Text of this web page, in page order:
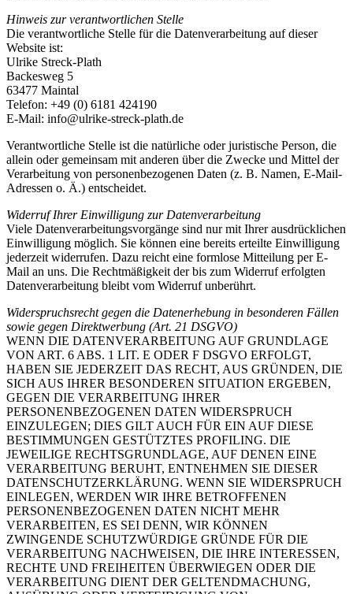
Hinweis zur verantwortlichen Stelle
Die verantwortliche Stelle für die Datenverarbeitung auf dieser
Website ist:
Ulrike Streck-Plath
Backesweg 5
63477 Maintal
Telefon: +49 (0) 6181 424190
E-Mail: info@ulrike-streck-plath.de
Verantwortliche Stelle ist die natürliche oder juristische Person, die
allein oder gemeinsam mit anderen über die Zwecke und Mittel der
Verarbeitung von personenbezogenen Daten (z. B. Namen, E-Mail-
Adressen o. Ä.) entscheidet.
Widerruf Ihrer Einwilligung zur Datenverarbeitung
Viele Datenverarbeitungsvorgänge sind nur mit Ihrer ausdrücklichen
Einwilligung möglich. Sie können eine bereits erteilte Einwilligung
jederzeit widerrufen. Dazu reicht eine formlose Mitteilung per E-
Mail an uns. Die Rechtmäßigkeit der bis zum Widerruf erfolgten
Datenverarbeitung bleibt vom Widerruf unberührt.
Widerspruchsrecht gegen die Datenerhebung in besonderen Fällen
sowie gegen Direktwerbung (Art. 21 DSGVO)
WENN DIE DATENVERARBEITUNG AUF GRUNDLAGE
VON ART. 6 ABS. 1 LIT. E ODER F DSGVO ERFOLGT,
HABEN SIE JEDERZEIT DAS RECHT, AUS GRÜNDEN, DIE
SICH AUS IHRER BESONDEREN SITUATION ERGEBEN,
GEGEN DIE VERARBEITUNG IHRER
PERSONENBEZOGENEN DATEN WIDERSPRUCH
EINZULEGEN; DIES GILT AUCH FÜR EIN AUF DIESE
BESTIMMUNGEN GESTÜTZTES PROFILING. DIE
JEWEILIGE RECHTSGRUNDLAGE, AUF DENEN EINE
VERARBEITUNG BERUHT, ENTNEHMEN SIE DIESER
DATENSCHUTZERKLÄRUNG. WENN SIE WIDERSPRUCH
EINLEGEN, WERDEN WIR IHRE BETROFFENEN
PERSONENBEZOGENEN DATEN NICHT MEHR
VERARBEITEN, ES SEI DENN, WIR KÖNNEN
ZWINGENDE SCHUTZWÜRDIGE GRÜNDE FÜR DIE
VERARBEITUNG NACHWEISEN, DIE IHRE INTERESSEN,
RECHTE UND FREIHEITEN ÜBERWIEGEN ODER DIE
VERARBEITUNG DIENT DER GELTENDMACHUNG,